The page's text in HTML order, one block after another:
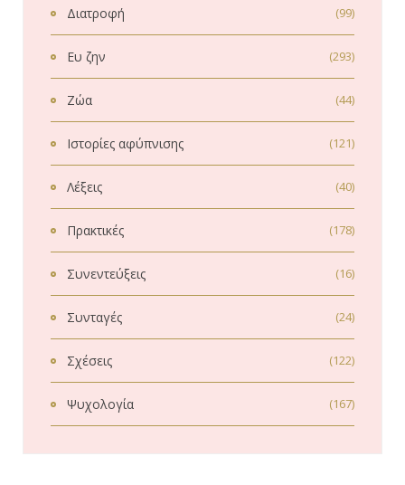
Διατροφή (99)
Ευ ζην (293)
Ζώα (44)
Ιστορίες αφύπνισης (121)
Λέξεις (40)
Πρακτικές (178)
Συνεντεύξεις (16)
Συνταγές (24)
Σχέσεις (122)
Ψυχολογία (167)